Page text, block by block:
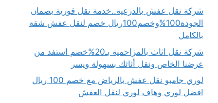
شركة نقل عفش بالدرعية..خدمة نقل فورية بضمان
الجودة100%وخصم100ريال خصم لنقل عفش شقة
بالكامل
شركة نقل اثاث بالمزاحمية بـ20%خصم استفد من
عرضنا الخاص ونقل أثاثك بسهولة ويسر
لوري جامبو نقل عفش بالرياض مع خصم 100 ريال
افضل لوري وهاف لوري لنقل العفش